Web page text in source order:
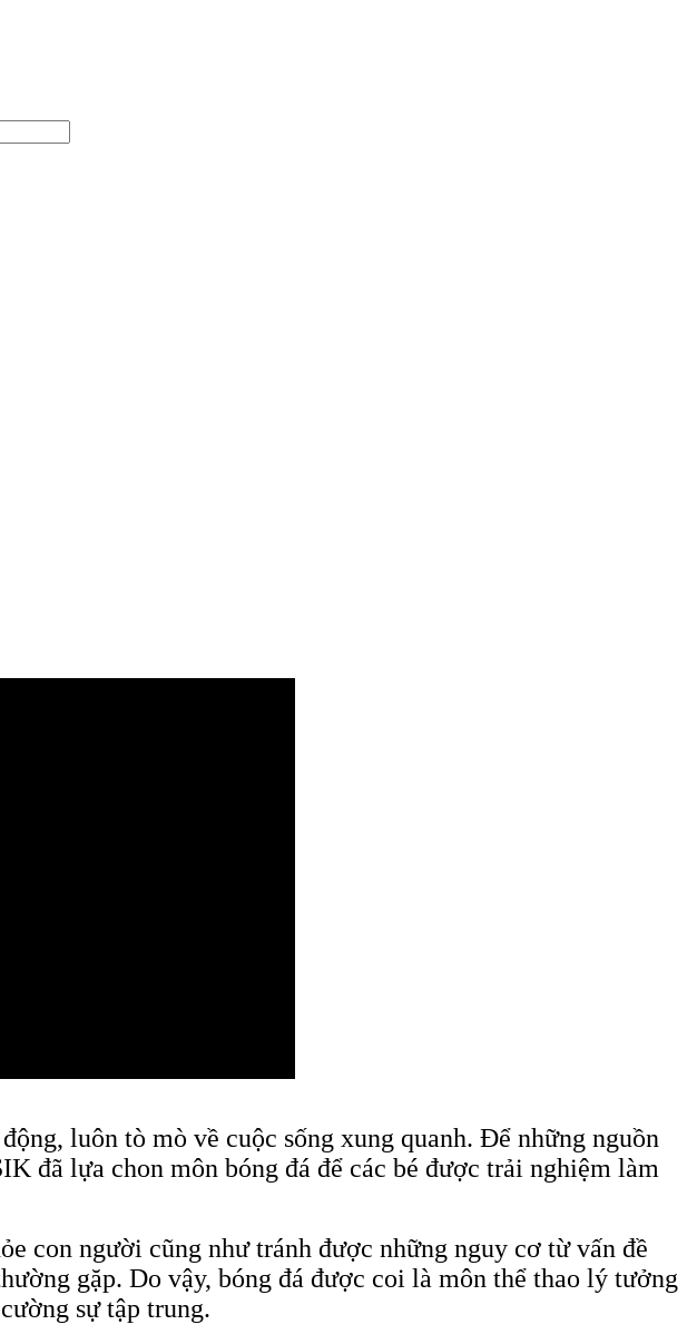
luôn tò mò về cuộc sống xung quanh. Để những nguồn
đã lựa chon môn bóng đá để các bé được trải nghiệm làm
con người cũng như tránh được những nguy cơ từ vấn đề
gặp. Do vậy, bóng đá được coi là môn thể thao lý tưởng
sự tập trung.